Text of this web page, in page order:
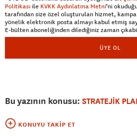
Politikası ile KVKK Aydınlatma Metni’ni
tarafından size özel oluşturulan hizmet,
yönelik elektronik posta almayı kabul etmiş
E-bülten aboneliğinden dilediğiniz zaman
ÜYE OL
Bu yazının konusu: STRATEJİK
KONUYU TAKIP ET